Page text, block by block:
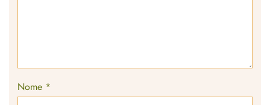
Nome *